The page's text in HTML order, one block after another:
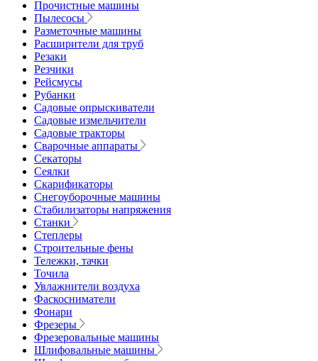
Прочистные машины
Пылесосы
Разметочные машины
Расширители для труб
Резаки
Резчики
Рейсмусы
Рубанки
Садовые опрыскиватели
Садовые измельчители
Садовые тракторы
Сварочные аппараты
Секаторы
Сеялки
Скарификаторы
Снегоуборочные машины
Стабилизаторы напряжения
Станки
Степлеры
Строительные фены
Тележки, тачки
Точила
Увлажнители воздуха
Фаскосниматели
Фонари
Фрезеры
Фрезеровальные машины
Шлифовальные машины